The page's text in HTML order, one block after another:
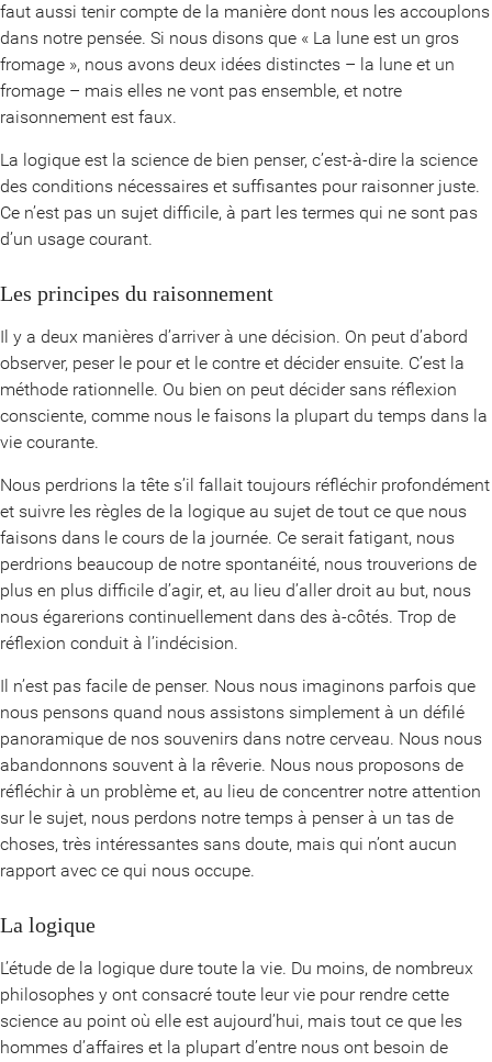
faut aussi tenir compte de la manière dont nous les accouplons
dans notre pensée. Si nous disons que « La lune est un gros
fromage », nous avons deux idées distinctes – la lune et un
fromage – mais elles ne vont pas ensemble, et notre
raisonnement est faux.
La logique est la science de bien penser, c’est-à-dire la science
des conditions nécessaires et suffisantes pour raisonner juste.
Ce n’est pas un sujet difficile, à part les termes qui ne sont pas
d’un usage courant.
Les principes du raisonnement
Il y a deux manières d’arriver à une décision. On peut d’abord
observer, peser le pour et le contre et décider ensuite. C’est la
méthode rationnelle. Ou bien on peut décider sans réflexion
consciente, comme nous le faisons la plupart du temps dans la
vie courante.
Nous perdrions la tête s’il fallait toujours réfléchir profondément
et suivre les règles de la logique au sujet de tout ce que nous
faisons dans le cours de la journée. Ce serait fatigant, nous
perdrions beaucoup de notre spontanéité, nous trouverions de
plus en plus difficile d’agir, et, au lieu d’aller droit au but, nous
nous égarerions continuellement dans des à-côtés. Trop de
réflexion conduit à l’indécision.
Il n’est pas facile de penser. Nous nous imaginons parfois que
nous pensons quand nous assistons simplement à un défilé
panoramique de nos souvenirs dans notre cerveau. Nous nous
abandonnons souvent à la rêverie. Nous nous proposons de
réfléchir à un problème et, au lieu de concentrer notre attention
sur le sujet, nous perdons notre temps à penser à un tas de
choses, très intéressantes sans doute, mais qui n’ont aucun
rapport avec ce qui nous occupe.
La logique
L’étude de la logique dure toute la vie. Du moins, de nombreux
philosophes y ont consacré toute leur vie pour rendre cette
science au point où elle est aujourd’hui, mais tout ce que les
hommes d’affaires et la plupart d’entre nous ont besoin de